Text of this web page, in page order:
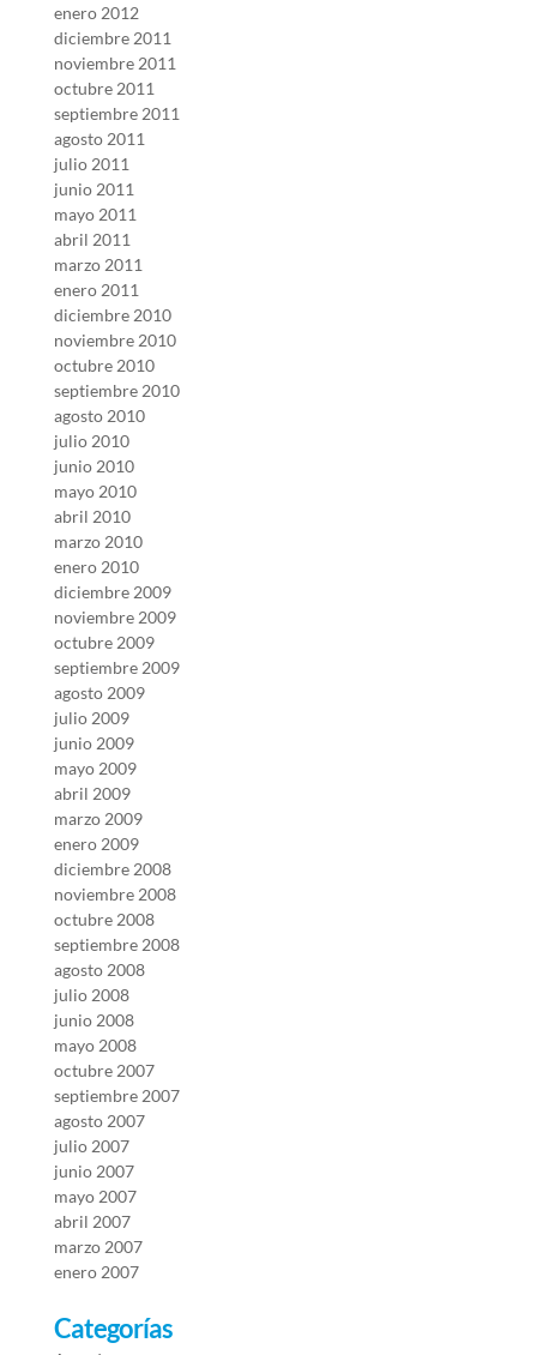
enero 2012
diciembre 2011
noviembre 2011
octubre 2011
septiembre 2011
agosto 2011
julio 2011
junio 2011
mayo 2011
abril 2011
marzo 2011
enero 2011
diciembre 2010
noviembre 2010
octubre 2010
septiembre 2010
agosto 2010
julio 2010
junio 2010
mayo 2010
abril 2010
marzo 2010
enero 2010
diciembre 2009
noviembre 2009
octubre 2009
septiembre 2009
agosto 2009
julio 2009
junio 2009
mayo 2009
abril 2009
marzo 2009
enero 2009
diciembre 2008
noviembre 2008
octubre 2008
septiembre 2008
agosto 2008
julio 2008
junio 2008
mayo 2008
octubre 2007
septiembre 2007
agosto 2007
julio 2007
junio 2007
mayo 2007
abril 2007
marzo 2007
enero 2007
Categorías